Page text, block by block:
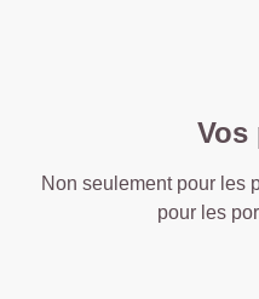
Vos
Non seulement pour les
pour les